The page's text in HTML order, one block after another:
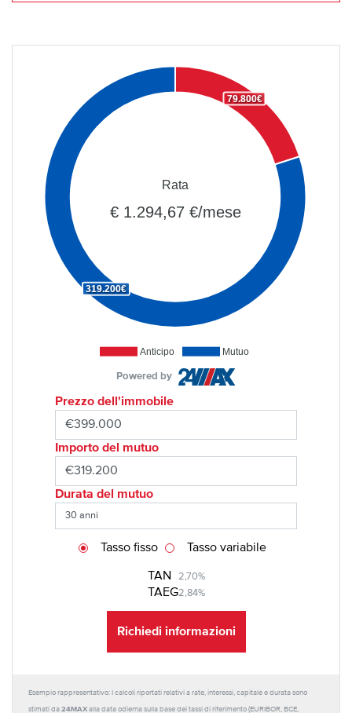
Anticipo Mutuo
79.800€
319.200€
Rata
€ 1.294,67 €/mese
Powered by
Prezzo dell'immobile
Importo del mutuo
Durata del mutuo
TAN 2,70%
TAEG2,84%
Tasso fisso Tasso variabile
Richiedi informazioni
Esempio rappresentativo: I calcoli riportati relativi a rate, interessi, capitale e durata sono
stimati da 24MAX alla data odierna sulla base dei tassi di riferimento (EURIBOR, BCE,